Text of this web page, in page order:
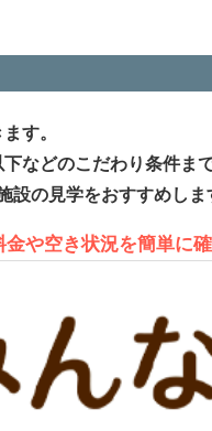
す。
などのこだわり条件まで
の見学をおすすめしま
や空き状況を簡単に確